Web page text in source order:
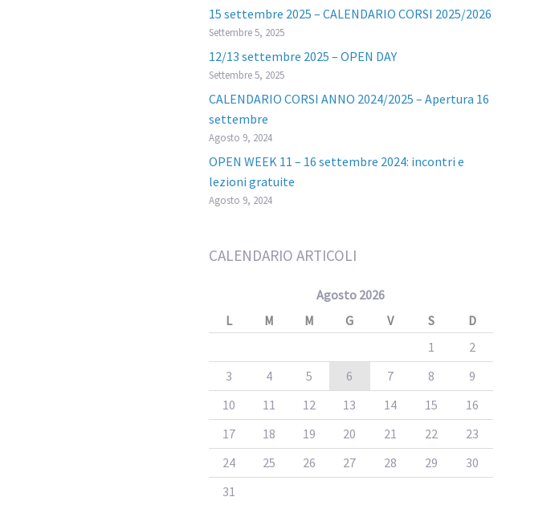
15 settembre 2025 – CALENDARIO CORSI 2025/2026
Settembre 5, 2025
12/13 settembre 2025 – OPEN DAY
Settembre 5, 2025
CALENDARIO CORSI ANNO 2024/2025 – Apertura 16
settembre
Agosto 9, 2024
OPEN WEEK 11 – 16 settembre 2024: incontri e
lezioni gratuite
Agosto 9, 2024
CALENDARIO ARTICOLI
Agosto 2026
L
M M G V S
D
1
2
3
4 5 6 7 8
9
10
11 12 13 14 15
16
17
18 19 20 21 22
23
24
25 26 27 28 29
30
31